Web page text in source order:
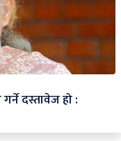
दस्तावेज हो :